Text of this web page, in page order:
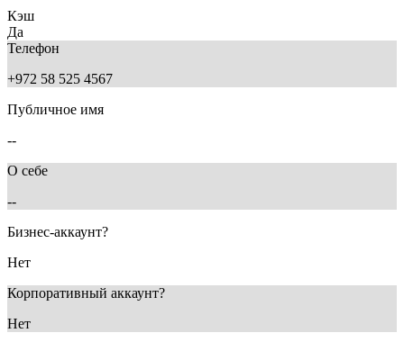
Кэш
Да
Телефон
+972 58 525 4567
Публичное имя
--
О себе
--
Бизнес-аккаунт?
Нет
Корпоративный аккаунт?
Нет